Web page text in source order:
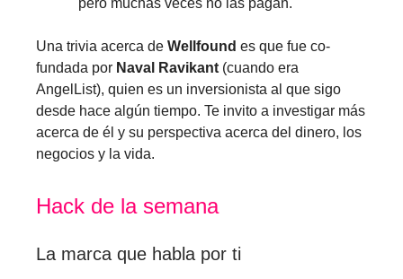
pero muchas veces no las pagan.
Una trivia acerca de Wellfound es que fue co-
fundada por Naval Ravikant (cuando era
AngelList), quien es un inversionista al que sigo
desde hace algún tiempo. Te invito a investigar más
acerca de él y su perspectiva acerca del dinero, los
negocios y la vida.
Hack de la semana
La marca que habla por ti